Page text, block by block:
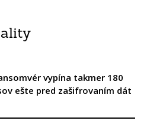
vypína takmer 180
ešte pred zašifrovaním dát